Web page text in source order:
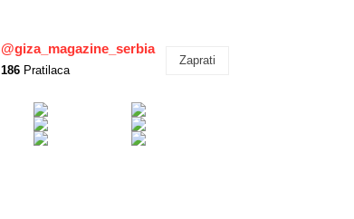
@giza_magazine_serbia
186 Pratilaca
Zaprati